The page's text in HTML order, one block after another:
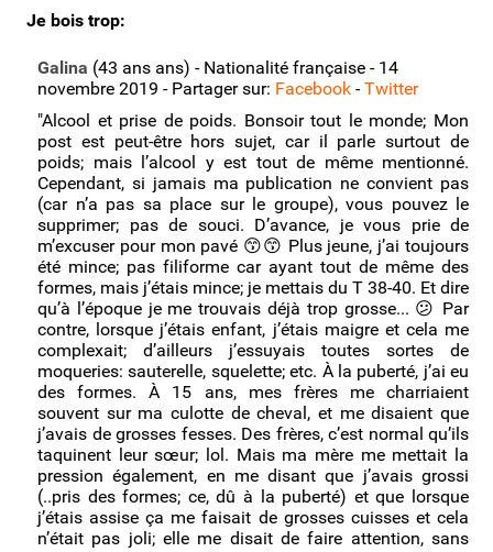
•⏯ ou laissez un témoignage vidéo?
•Je bois trop (38)
•Un proche boit trop(13)
•Un élève boit trop
•Un collaborateur boit trop
•J'ai des problèmes de santé(6)
•Comment j'ai réduit ma consommation(8)
•Comment j'ai arrêté de boire(42)
• Femmes(50)
•Hommes(47)
Je bois trop:
Galina (43 ans ans) - Nationalité française - 14
novembre 2019 - Partager sur: Facebook -Twitter
"Alcool et prise de poids. Bonsoir tout le monde; Mon post est peut-être hors sujet, car il parle surtout de poids; mais l’alcool y est tout de même mentionné. Cependant, si jamais ma publication ne convient pas (car n’a pas sa place sur le groupe), vous pouvez le supprimer; pas de souci. D’avance, je vous prie de m’excuser pour mon pavé 😙😙 Plus jeune, j’ai toujours été mince; pas filiforme car ayant tout de même des formes, mais j’étais mince; je mettais du T 38-40. Et dire qu’à l’époque je me trouvais déjà trop grosse... 😕 Par contre, lorsque j’étais enfant, j’étais maigre et cela me complexait; d’ailleurs j’essuyais toutes sortes de moqueries: sauterelle, squelette; etc. À la puberté, j’ai eu des formes. À 15 ans, mes frères me charriaient souvent sur ma culotte de cheval, et me disaient que j’avais de grosses fesses. Des frères, c’est normal qu’ils taquinent leur sœur; lol. Mais ma mère me mettait la pression également, en me disant que j’avais grossi (..pris des formes; ce, dû à la puberté) et que lorsque j’étais assise ça me faisait de grosses cuisses et cela n’était pas joli; elle me disait de faire attention, sans quoi je serai grosse plus tard. Du coup, à partir de cet instant, j’ai commencé à complexer sur mon physique 😕 À 16 ans, je pesais 50 kg (pour 1m60); c’est sûr, j’étais vachement grosse.. En 2002 (j’avais alors 26 ans), j’ai connu pendant quelques mois une histoire amoureuse chaotique. Je ne vais pas entrer dans les détails, car ce n’est pas le sujet, mais j’étais tellement stressée (j’avais des sentiments pour l’homme, beaucoup plus âgé que moi, avec qui je sortais à l’époque; mais lui étant mal dans sa tête, et avait des soucis d’alcool également, me faisait tourner en bourrique) que je ne mangeais presque plus, et du coup en 3 mois j’ai perdu plus de 10 kg; j’étais descendue en T 36 et pensais 50 kg. Après la rupture (au bout de 4 mois), j’ai repris une alimentation normale (..je me goinfrais même; comme si je voulais compenser ces 4 mois « d’anorexie ») et ai repris un peu de poids; mais c’était stable, et ce n’était que 3-4 kg. Fin 2004, j’ai connu mon compagnon. J’ai été aussitôt bien avec lui, et nous faisions souvent des dîners entre amis; étant tous épicuriens dans l’âme (aimant la bonne bouffe et le bon vin). De même que mon copain et moi nous nous faisions plaisir, lorsque nous étions juste nous-deux. À cela s’ajoutait la pilule que j’ai commencé à prendre. Les bonnes agapes, plus le bon vin et la pilule m’ont fait grossir; j’ai enflé même!! Je n’étais pas obèse, mais j’étais arrivée à 65 kg (pour 1m63); ayant désormais des bourrelets et mettant du T 42, je n’étais pas du tout bien dans ma peau. Cela me flinguait le moral 😕 Mais nous faisions toujours les bonnes bouffes; et puis j’étais entrée dans de mauvaises habitudes en consommant de la bière et du vin. J’ai toujours bien aimé boire un coup, mais là c’était plus régulier; sans pour autant entrer dans l’ivresse, ni quoi que ce soit, c’était surtout pour être bien. Mais bon, nous savons tous que l’alcool est néfaste pour la silhouette. En plus de la dépendance que cela engendre... En 2009, j’ai arrêté la pilule. En parallèle, j’ai commencé à faire attention; je n’ai pas fait de régime (je n’ai jamais suivi de régime), car souvent les régimes ont un effet yoyo. Simplement, désormais je faisais attention en mangeant plus léger le soir, en favorisant les légumes aux féculents. Mais surtout, j’ai considérablement réduit ma consommation d’alcool (bière et vin); je m’autorisais un plaisir par semaine, mais c’était raisonnable et si je buvais une bière à l’apéro (lorsque nous recevions du monde) je m’arrêtais à une seule bière, et puis je ne mangeais quasiment pas de biscuits apéritif. J’ai également cessé tout grignotage entre les repas (je n’ai jamais trop grignoté), ainsi que les boissons sucrées type sodas et coca (..là aussi, je n’ai jamais trop consommé de boissons sucrées). Le résultat s’est vite fait ressentir; j’ai perdu du poids. Je suis même descendue (en 2011) à 60 kg. Je pouvais remettre des vêtements qui ne m’allaient plus depuis des années (car j’avais pris du poids), j’avais retrouvé la coquetterie; tout le monde me disait que j’avais maigri. J’étais contente!! Mais à certains moments, les complexes reprenaient le dessus, et je me sentais encore trop grosse; je voulais retrouver mon poids de forme, soit 55 kg. Ah, comme j’aimerais, aujourd’hui, être grosse comme en 2011!!! 😕 Fin 2014, j’ai commencé à être mal. Mon frère jumeau n’allait pas bien et avait fait 2 TDS 😢 ; mais aussi, des souffrances vécues dans l’enfance remontaient à la surface, et au boulot j’étais à cran (mauvaise ambiance et plusieurs collègues me prenant comme bouc émissaire). Début février 2015: notre petite chatte tant aimée s’est sauvée, et n’est plus rentrée 😢 Ça a été la goutte d’eau qui a fait déborder le vase; du coup, j’ai fait une sorte de burn out et ai été en arrêt maladie. J’ai été 8 mois 1/2 en arrêt maladie 😢 J’ai consulté pendant plusieurs mois un médecin psychiatre; mais il m’a fait plus de mal que de bien, car me cassait (remarques sur mon physique, ma voix, ma façon de me tenir et ma gestuelle; etc.) à chacune des séances 😢 Durant ces 8 mois 1/2 d’arrêt maladie, j’ouvrais presque chaque soir une bouteille de vin (mon copain buvait tout au plus 1 ou 2 verres; et moi je m’enfilais le reste), et de la bière. En parallèle, je concoctais souvent un bon dîner. C’était une façon de me réconforter; partager un bon repas avec mon ami et buvant. Je ne buvais pas jusqu’à l’ivresse, mais j’avais besoin de la bière et du vin comme réconfort. Forcément, durant ces 8 mois 1/2 je me suis empâtée 😙😙; ce, à cause de l’inactivité (car en arrêt maladie pendant plusieurs mois), aux repas riches le soir et à l’alcool. En reprenant le boulot, une ou deux collègues m’ont dit que j’avais grossi. Je ne me suis pas pesée (ni même aujourd’hui, soit 4 ans plus tard. De plus, nous n’avons pas de pèse-personne à la maison), mais j’étais redevenue comme avant que je ne commence à faire attention (sur l’alimentation et les boissons alcoolisées) en 2009 😕😕 J’ai repris le boulot en octobre de cette même année (2015); motivée, volontaire et voulant plus que tout remonter la pente. Mais les mauvaises habitudes (repas riches le soir, vin et bière) étaient ancrées. Difficile de se défaire des mauvaises habitudes... En mai 2016 (deux mois avant mes 40 ans), mon frère jumeau a mis fin à ses jours; et quatre semaines plus tard mon cousin 😢 J’étais très proche de mon frère et de mon cousin 😢 Du coup, j’ai été 2 mois 1/2 en arrêt maladie; et là aussi trouvais du réconfort dans la bonne bouffe (repas riches le soir) et l’alcool (bière et vin; je n’ai jamais aimé les alcools forts). Les mauvaises habitudes étaient bien ancrées; et ce, jusqu’à aujourd’hui 😙😙😙😕 Comme je vous l’expliquais dans ma publication de présentation, afin de me destresser, surtout lorsque je ne bosse pas le lendemain, j’ai la fâcheuse habitude de boire de la bière ou/et d’ouvrir une bouteille de vin pour le dîner. Encore une fois, ce n’est pas dans le but de m’enivrer; c’est tout simplement pour me détendre. L’alcool est un bon antidépresseur!! Mais l’alcool est insidieux également, et sans nous rendre compte nous basculons vite dans la dépendance 😕😕 Je n’ai pas envie d’être accro, puis de devenir une épave (..désolée pour l’adjectif) 😕😕😕 C’est pourquoi, j’ai décidé de me reprendre en main. Je me suis déjà dit cela à maintes reprises; de même que les soirs, assise sur mon banc dehors avec mon énième verre de vin ou ma 3ième bière et ma clope, où je me promettais intérieurement, en culpabilisant, que le lendemain j’arrêterai (ou du moins, réduirai et ne consommerai plus qu’une fois par semaine)... Mais cette fois, j’ai vraiment envie de tenir ma promesse!!! J’ai envie de me sentir à nouveau bien dans ma peau et mon corps (..même si j’ai toujours eu des complexes et un manque de confiance en moi). J’ai envie d’être à nouveau coquette, et de remettre des fringues que j’aimais tant avant. Certes, je n’ai jamais eu le ventre plat et n’ai jamais été filiforme, mais j’ai envie de redevenir plus mince, et que les gens me disent en me voyant « wo, tu as maigri ». Et puis aussi, qu’est-ce que c’est agréable de ne pas culpabiliser, en se couchant, d’avoir bu. Et de se réveiller le lendemain fraîche et dispose; et non avec un mal de crâne et étant vaseuse. Mais aussi de se dire « ce soir, je ne bois rien »; et paf, arrivée au soir, finalement s’ouvrir une bière puis du vin... Aujourd’hui nous avons eu une journée triste au boulot; un résident (encore très jeune) est décédé (je suis aide-soignante et travaille dans un EHPAD). C’était tout-à-fait inattendu; du coup, ça nous à tous foutu un coup 😢 De plus, c’est le troisième décès en l’espace d’une semaine. Lorsque j’ai eu une journée triste ou stressante au boulot, une fois rentrée (le soir) j’ai pour habitude de m’ouvrir une bouteille de 33 cl de bière; puis 2, puis 3... Dans le but de destresser. Puis, je me couche culpalisant et me sentant grosse; et le lendemain je me réveille avec un mal de crâne. ...mais ce soir, je n’ai rien bu; mon ami avait portant remonté 4 petites bouteilles de bière (un pote est venu manger à la maison; quant à moi, j’ai travaillé jusqu’à 21h). Demain je suis en repos, ainsi que vendredi; ben demain soir je ne boirai pas non plus. Ce, même si je suis en repos après-demain. J’ai vraiment envie de retrouver une belle silhouette, et de ne plus être vaseuse ce pour avoir picolé la veille!!! Voilà; pour mon pavé. Je vous remercie infiniment de m’avoir lue 😘😘 Bonne nuit à vous 😘😘😘 PS: et puis j’ai remarqué une chose: lorsque je n’ouvre pas de bouteille de vin (ou de bière), je ne ressens pas l’envie de boire. M